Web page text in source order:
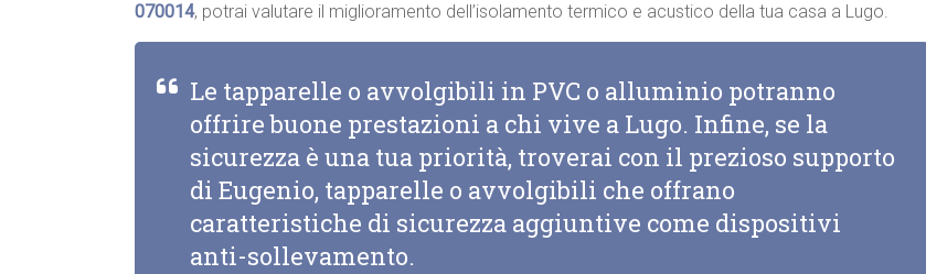
070014, potrai valutare il miglioramento dell’isolamento termico e acustico della tua casa a Lugo.
Le tapparelle o avvolgibili in PVC o alluminio potranno
offrire buone prestazioni a chi vive a Lugo. Infine, se la
sicurezza è una tua priorità, troverai con il prezioso supporto
di Eugenio, tapparelle o avvolgibili che offrano
caratteristiche di sicurezza aggiuntive come dispositivi
anti-sollevamento.